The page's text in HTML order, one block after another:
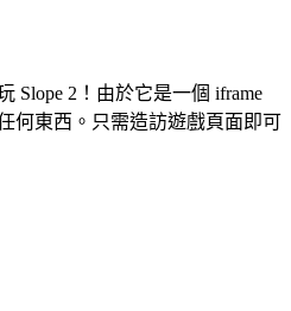
Slope 2！由於它是一個 iframe
何東西。只需造訪遊戲頁面即可